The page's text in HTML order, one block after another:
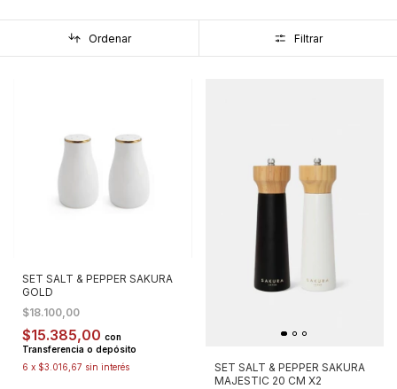
Ordenar Filtrar
SET SALT & PEPPER SAKURA
GOLD
$18.100,00
$15.385,00 con
Transferencia o depósito
6 x $3.016,67 sin interés
SET SALT & PEPPER SAKURA
MAJESTIC 20 CM X2